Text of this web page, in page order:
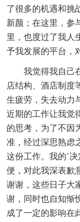
了很多的机遇和挑
新颜；在这里，参
里，也度过了我人
予我发展的平台，
我觉得我自己
店结构、酒店制度
生疲劳，失去动力
近期的工作让我觉
的思考，为了不因
准，经过深思熟虑
这份工作。我的`
便，对此我深表歉
谢谢，这些日子大
谢，同时也自知惭
成了一定的影响在